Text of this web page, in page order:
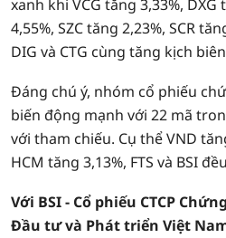
xanh khi VCG tăng 3,33%, DXG
4,55%, SZC tăng 2,23%, SCR
DIG và CTG cùng tăng kịch
Đáng chú ý, nhóm cổ phiếu
biến động mạnh với 22 mã
với tham chiếu. Cụ thể VND
HCM tăng 3,13%, FTS và BSI
Với BSI - Cổ phiếu CTCP
Đầu tư và Phát triển Việt Nam